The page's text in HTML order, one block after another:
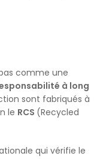
comme une
à long
sont fabriqués à
le RCS (Recycled
qui vérifie le